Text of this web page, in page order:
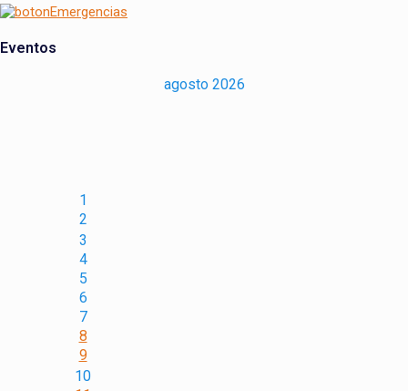
Eventos
agosto 2026
1
2
3
4
5
6
7
8
9
10